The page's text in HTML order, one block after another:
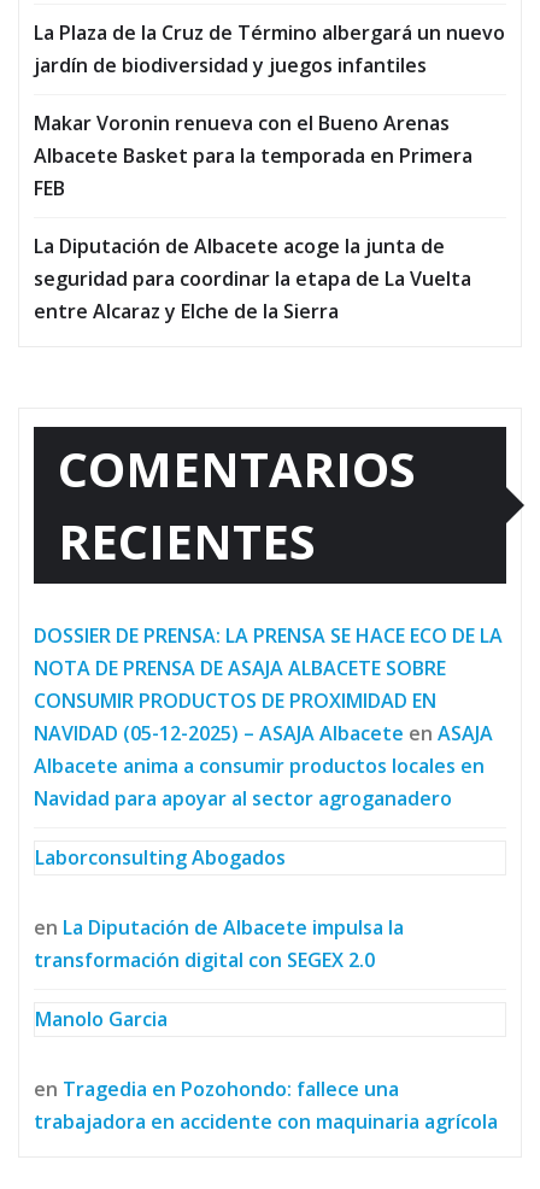
La Plaza de la Cruz de Término albergará un nuevo
jardín de biodiversidad y juegos infantiles
Makar Voronin renueva con el Bueno Arenas
Albacete Basket para la temporada en Primera
FEB
La Diputación de Albacete acoge la junta de
seguridad para coordinar la etapa de La Vuelta
entre Alcaraz y Elche de la Sierra
COMENTARIOS
RECIENTES
DOSSIER DE PRENSA: LA PRENSA SE HACE ECO DE LA
NOTA DE PRENSA DE ASAJA ALBACETE SOBRE
CONSUMIR PRODUCTOS DE PROXIMIDAD EN
NAVIDAD (05-12-2025) – ASAJA Albacete en ASAJA
Albacete anima a consumir productos locales en
Navidad para apoyar al sector agroganadero
Laborconsulting Abogados
en La Diputación de Albacete impulsa la
transformación digital con SEGEX 2.0
Manolo Garcia
en Tragedia en Pozohondo: fallece una
trabajadora en accidente con maquinaria agrícola